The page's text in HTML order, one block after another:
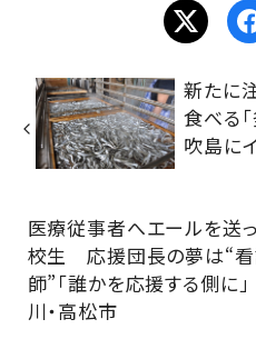
新たに
食べる
吹島に
医療従事者へエールを送
校生 応援団長の夢は“
師”「誰かを応援する側に
川・高松市